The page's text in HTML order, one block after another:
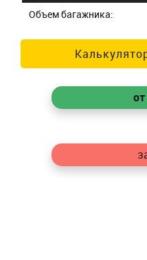
Объем багажника: